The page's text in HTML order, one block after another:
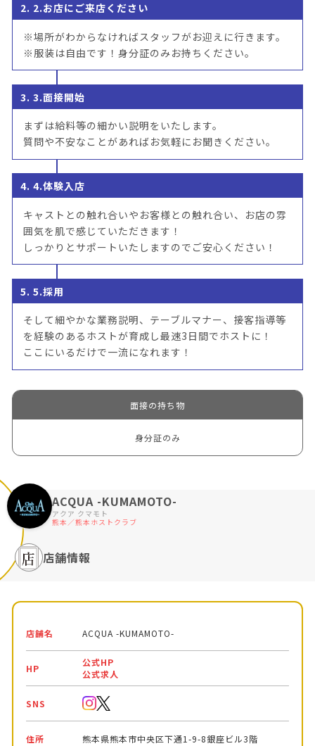
2. 2.お店にご来店ください
※場所がわからなければスタッフがお迎えに行きます。
※服装は自由です！身分証のみお持ちください。
3. 3.面接開始
まずは給料等の細かい説明をいたします。
質問や不安なことがあればお気軽にお聞きください。
4. 4.体験入店
キャストとの触れ合いやお客様との触れ合い、お店の雰
囲気を肌で感じていただきます！
しっかりとサポートいたしますのでご安心ください！
5. 5.採用
そして細やかな業務説明、テーブルマナー、接客指導等
を経験のあるホストが育成し最速3日間でホストに！
ここにいるだけで一流になれます！
面接の持ち物
身分証のみ
ACQUA -KUMAMOTO-
アクア クマモト
熊本／熊本ホストクラブ
店舗情報
店舗名 ACQUA -KUMAMOTO-
HP
公式HP
公式求人
SNS
住所 熊本県熊本市中央区下通1-9-8銀座ビル3階